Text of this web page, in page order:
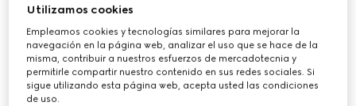
ELIJA EL HORARIO*
Utilizamos cookies
Empleamos cookies y tecnologías similares para mejorar la
navegación en la página web, analizar el uso que se hace de la
misma, contribuir a nuestros esfuerzos de mercadotecnia y
permitirle compartir nuestro contenido en sus redes sociales. Si
sigue utilizando esta página web, acepta usted las condiciones
de uso.